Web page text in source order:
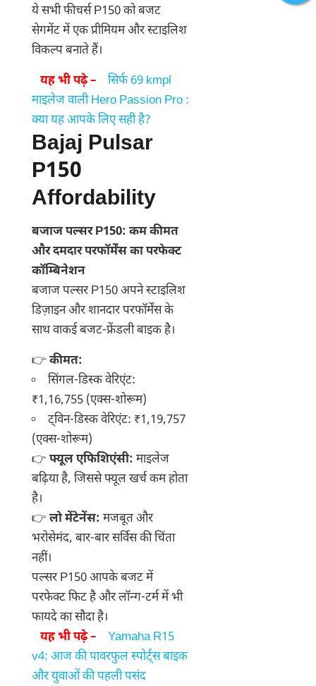
ये सभी फीचर्स P150 को बजट
सेगमेंट में एक प्रीमियम और स्टाइलिश
विकल्प बनाते हैं।
यह भी पढ़े –
सिर्फ 69 kmpl
माइलेज वाली Hero Passion Pro :
क्या यह आपके लिए सही है?
Bajaj Pulsar
P150
Affordability
बजाज पल्सर P150: कम कीमत
और दमदार परफॉर्मेंस का परफेक्ट
कॉम्बिनेशन
बजाज पल्सर P150 अपने स्टाइलिश
डिज़ाइन और शानदार परफॉर्मेंस के
साथ वाकई बजट-फ्रेंडली बाइक है।
👉 कीमत:
सिंगल-डिस्क वेरिएंट:
₹1,16,755 (एक्स-शोरूम)
ट्विन-डिस्क वेरिएंट: ₹1,19,757
(एक्स-शोरूम)
👉 फ्यूल एफिशिएंसी: माइलेज
बढ़िया है, जिससे फ्यूल खर्च कम होता
है।
👉 लो मेंटेनेंस: मजबूत और
भरोसेमंद, बार-बार सर्विस की चिंता
नहीं।
पल्सर P150 आपके बजट में
परफेक्ट फिट है और लॉन्ग-टर्म में भी
फायदे का सौदा है।
यह भी पढ़े –
Yamaha R15
v4: आज की पावरफुल स्पोर्ट्स बाइक
और युवाओं की पहली पसंद